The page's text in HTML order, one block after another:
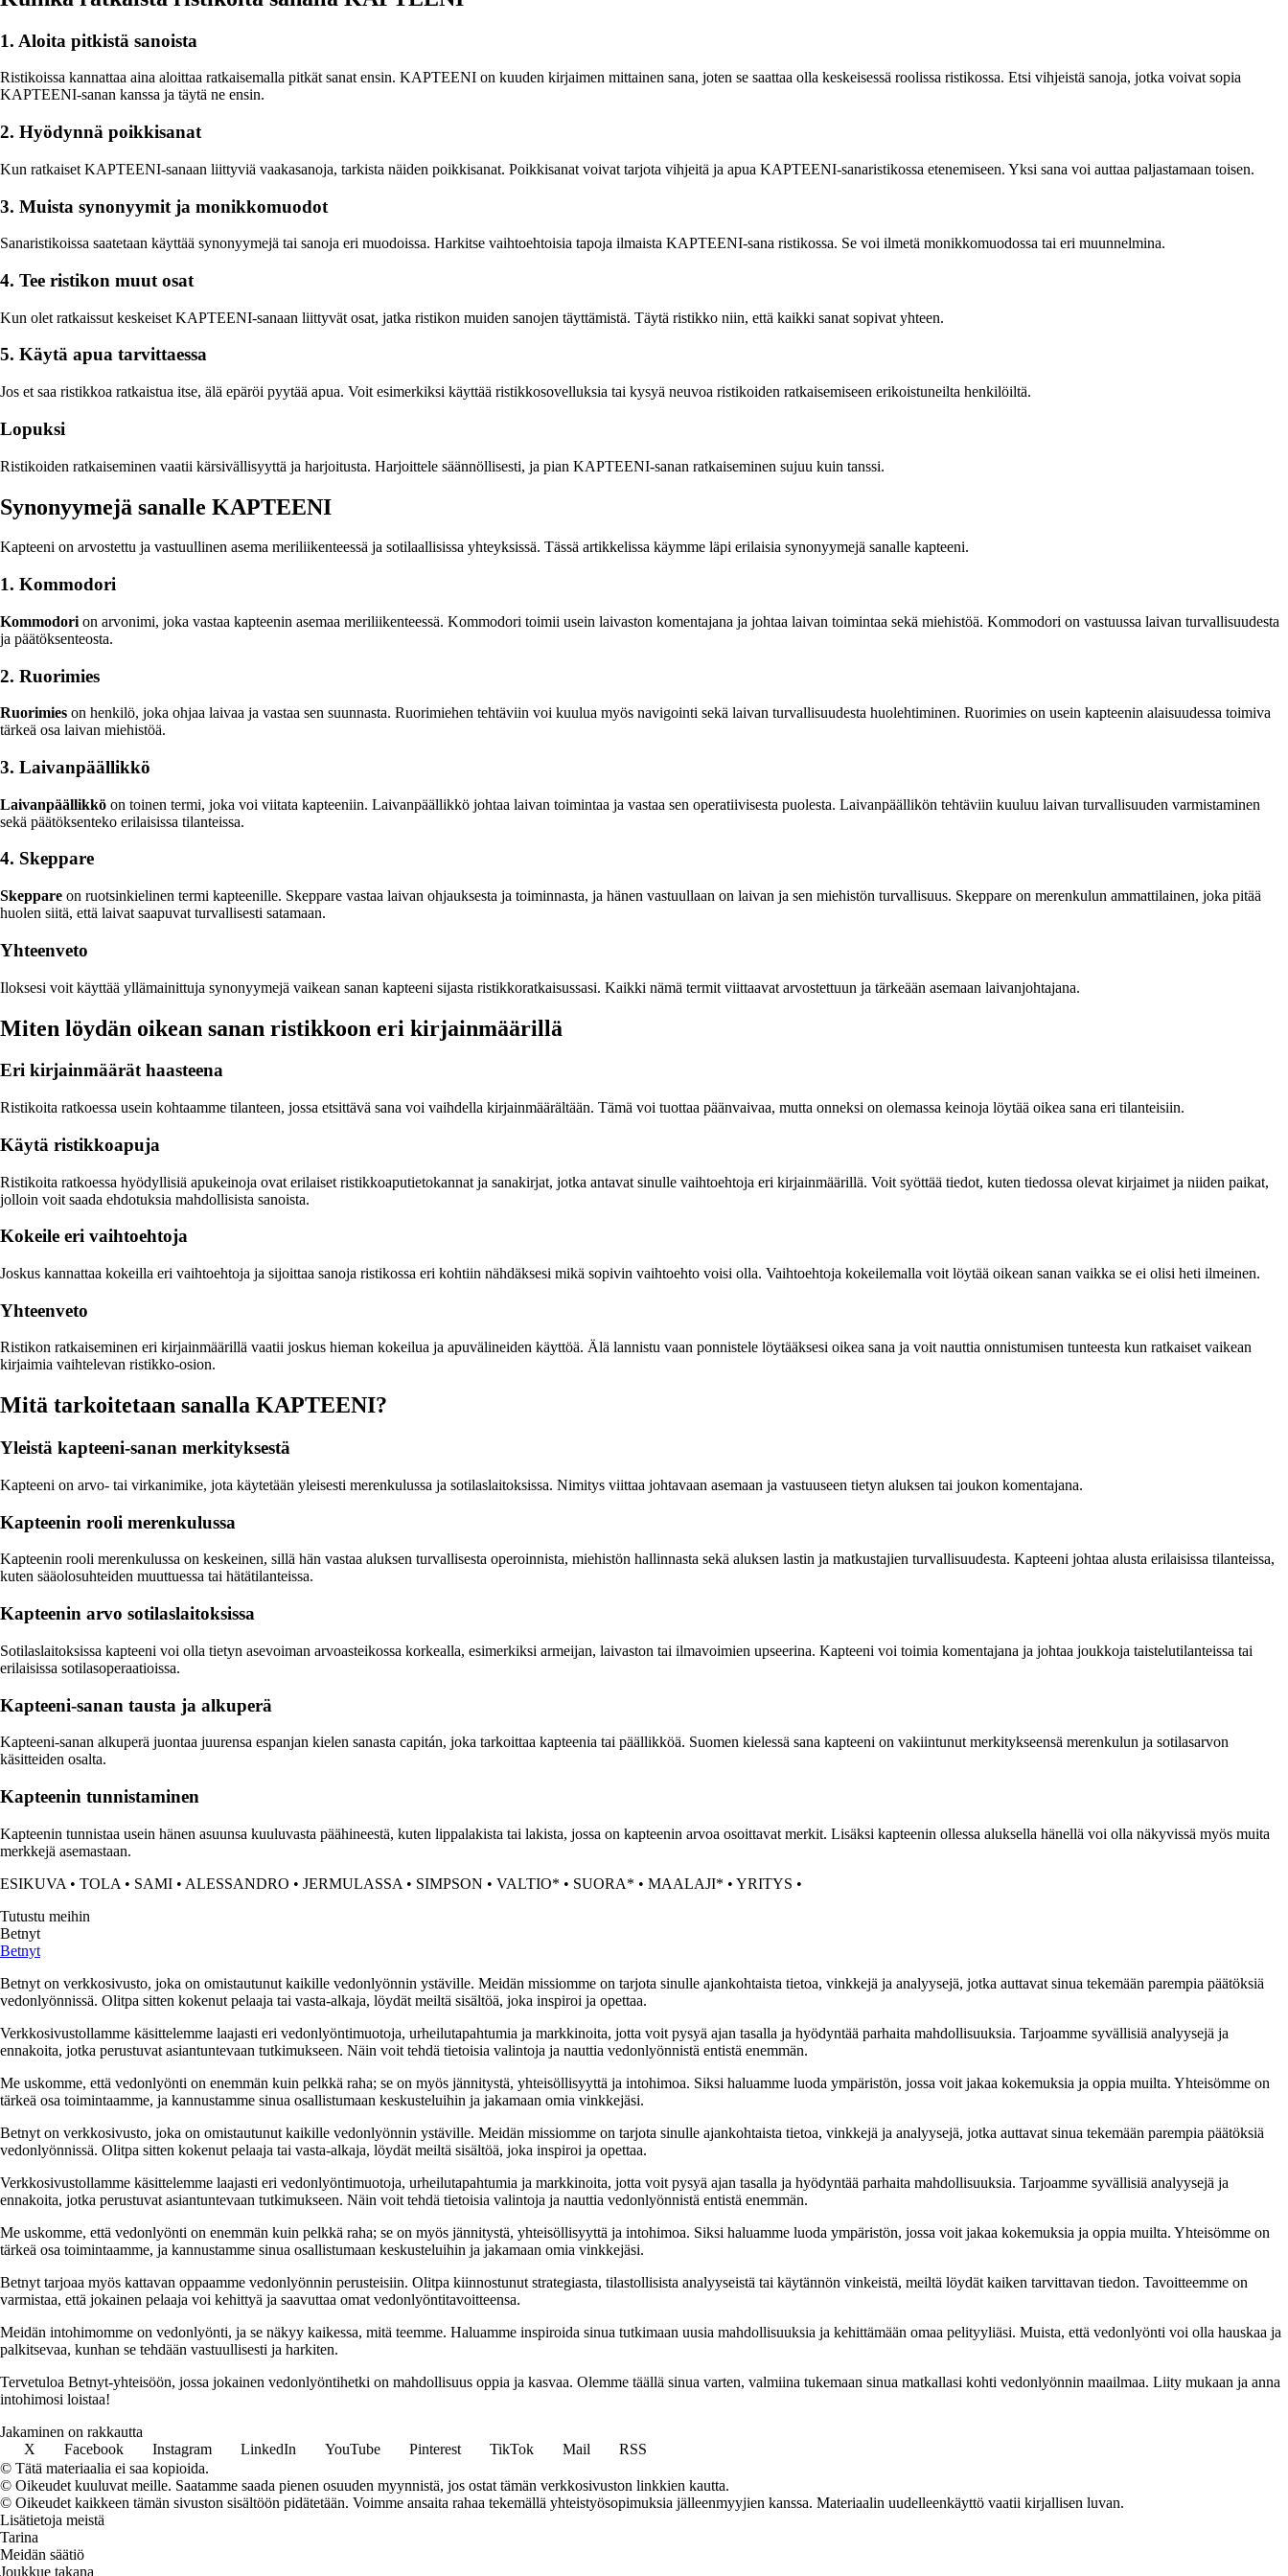
1. Aloita pitkistä sanoista
Ristikoissa kannattaa aina aloittaa ratkaisemalla pitkät sanat ensin. KAPTEENI on kuuden kirjaimen mittainen sana, joten se saattaa olla keskeisessä roolissa ristikossa. Etsi vihjeistä sanoja, jotka voivat sopia
KAPTEENI-sanan kanssa ja täytä ne ensin.
2. Hyödynnä poikkisanat
Kun ratkaiset KAPTEENI-sanaan liittyviä vaakasanoja, tarkista näiden poikkisanat. Poikkisanat voivat tarjota vihjeitä ja apua KAPTEENI-sanaristikossa etenemiseen. Yksi sana voi auttaa paljastamaan toisen.
3. Muista synonyymit ja monikkomuodot
Sanaristikoissa saatetaan käyttää synonyymejä tai sanoja eri muodoissa. Harkitse vaihtoehtoisia tapoja ilmaista KAPTEENI-sana ristikossa. Se voi ilmetä monikkomuodossa tai eri muunnelmina.
4. Tee ristikon muut osat
Kun olet ratkaissut keskeiset KAPTEENI-sanaan liittyvät osat, jatka ristikon muiden sanojen täyttämistä. Täytä ristikko niin, että kaikki sanat sopivat yhteen.
5. Käytä apua tarvittaessa
Jos et saa ristikkoa ratkaistua itse, älä epäröi pyytää apua. Voit esimerkiksi käyttää ristikkosovelluksia tai kysyä neuvoa ristikoiden ratkaisemiseen erikoistuneilta henkilöiltä.
Lopuksi
Ristikoiden ratkaiseminen vaatii kärsivällisyyttä ja harjoitusta. Harjoittele säännöllisesti, ja pian KAPTEENI-sanan ratkaiseminen sujuu kuin tanssi.
Synonyymejä sanalle KAPTEENI
Kapteeni on arvostettu ja vastuullinen asema meriliikenteessä ja sotilaallisissa yhteyksissä. Tässä artikkelissa käymme läpi erilaisia synonyymejä sanalle kapteeni.
1. Kommodori
Kommodori on arvonimi, joka vastaa kapteenin asemaa meriliikenteessä. Kommodori toimii usein laivaston komentajana ja johtaa laivan toimintaa sekä miehistöä. Kommodori on vastuussa laivan turvallisuudesta
ja päätöksenteosta.
2. Ruorimies
Ruorimies on henkilö, joka ohjaa laivaa ja vastaa sen suunnasta. Ruorimiehen tehtäviin voi kuulua myös navigointi sekä laivan turvallisuudesta huolehtiminen. Ruorimies on usein kapteenin alaisuudessa toimiva
tärkeä osa laivan miehistöä.
3. Laivanpäällikkö
Laivanpäällikkö on toinen termi, joka voi viitata kapteeniin. Laivanpäällikkö johtaa laivan toimintaa ja vastaa sen operatiivisesta puolesta. Laivanpäällikön tehtäviin kuuluu laivan turvallisuuden varmistaminen
sekä päätöksenteko erilaisissa tilanteissa.
4. Skeppare
Skeppare on ruotsinkielinen termi kapteenille. Skeppare vastaa laivan ohjauksesta ja toiminnasta, ja hänen vastuullaan on laivan ja sen miehistön turvallisuus. Skeppare on merenkulun ammattilainen, joka pitää
huolen siitä, että laivat saapuvat turvallisesti satamaan.
Yhteenveto
Iloksesi voit käyttää yllämainittuja synonyymejä vaikean sanan kapteeni sijasta ristikkoratkaisussasi. Kaikki nämä termit viittaavat arvostettuun ja tärkeään asemaan laivanjohtajana.
Miten löydän oikean sanan ristikkoon eri kirjainmäärillä
Eri kirjainmäärät haasteena
Ristikoita ratkoessa usein kohtaamme tilanteen, jossa etsittävä sana voi vaihdella kirjainmäärältään. Tämä voi tuottaa päänvaivaa, mutta onneksi on olemassa keinoja löytää oikea sana eri tilanteisiin.
Käytä ristikkoapuja
Ristikoita ratkoessa hyödyllisiä apukeinoja ovat erilaiset ristikkoaputietokannat ja sanakirjat, jotka antavat sinulle vaihtoehtoja eri kirjainmäärillä. Voit syöttää tiedot, kuten tiedossa olevat kirjaimet ja niiden paikat,
jolloin voit saada ehdotuksia mahdollisista sanoista.
Kokeile eri vaihtoehtoja
Joskus kannattaa kokeilla eri vaihtoehtoja ja sijoittaa sanoja ristikossa eri kohtiin nähdäksesi mikä sopivin vaihtoehto voisi olla. Vaihtoehtoja kokeilemalla voit löytää oikean sanan vaikka se ei olisi heti ilmeinen.
Yhteenveto
Ristikon ratkaiseminen eri kirjainmäärillä vaatii joskus hieman kokeilua ja apuvälineiden käyttöä. Älä lannistu vaan ponnistele löytääksesi oikea sana ja voit nauttia onnistumisen tunteesta kun ratkaiset vaikean
kirjaimia vaihtelevan ristikko-osion.
Mitä tarkoitetaan sanalla KAPTEENI?
Yleistä kapteeni-sanan merkityksestä
Kapteeni on arvo- tai virkanimike, jota käytetään yleisesti merenkulussa ja sotilaslaitoksissa. Nimitys viittaa johtavaan asemaan ja vastuuseen tietyn aluksen tai joukon komentajana.
Kapteenin rooli merenkulussa
Kapteenin rooli merenkulussa on keskeinen, sillä hän vastaa aluksen turvallisesta operoinnista, miehistön hallinnasta sekä aluksen lastin ja matkustajien turvallisuudesta. Kapteeni johtaa alusta erilaisissa tilanteissa,
kuten sääolosuhteiden muuttuessa tai hätätilanteissa.
Kapteenin arvo sotilaslaitoksissa
Sotilaslaitoksissa kapteeni voi olla tietyn asevoiman arvoasteikossa korkealla, esimerkiksi armeijan, laivaston tai ilmavoimien upseerina. Kapteeni voi toimia komentajana ja johtaa joukkoja taistelutilanteissa tai
erilaisissa sotilasoperaatioissa.
Kapteeni-sanan tausta ja alkuperä
Kapteeni-sanan alkuperä juontaa juurensa espanjan kielen sanasta capitán, joka tarkoittaa kapteenia tai päällikköä. Suomen kielessä sana kapteeni on vakiintunut merkitykseensä merenkulun ja sotilasarvon
käsitteiden osalta.
Kapteenin tunnistaminen
Kapteenin tunnistaa usein hänen asuunsa kuuluvasta päähineestä, kuten lippalakista tai lakista, jossa on kapteenin arvoa osoittavat merkit. Lisäksi kapteenin ollessa aluksella hänellä voi olla näkyvissä myös muita
merkkejä asemastaan.
ESIKUVA • TOLA • SAMI • ALESSANDRO • JERMULASSA • SIMPSON • VALTIO* • SUORA* • MAALAJI* • YRITYS •
Tutustu meihin
Betnyt
Betnyt
Betnyt on verkkosivusto, joka on omistautunut kaikille vedonlyönnin ystäville. Meidän missiomme on tarjota sinulle ajankohtaista tietoa, vinkkejä ja analyysejä, jotka auttavat sinua tekemään parempia päätöksiä
vedonlyönnissä. Olitpa sitten kokenut pelaaja tai vasta-alkaja, löydät meiltä sisältöä, joka inspiroi ja opettaa.
Verkkosivustollamme käsittelemme laajasti eri vedonlyöntimuotoja, urheilutapahtumia ja markkinoita, jotta voit pysyä ajan tasalla ja hyödyntää parhaita mahdollisuuksia. Tarjoamme syvällisiä analyysejä ja
ennakoita, jotka perustuvat asiantuntevaan tutkimukseen. Näin voit tehdä tietoisia valintoja ja nauttia vedonlyönnistä entistä enemmän.
Me uskomme, että vedonlyönti on enemmän kuin pelkkä raha; se on myös jännitystä, yhteisöllisyyttä ja intohimoa. Siksi haluamme luoda ympäristön, jossa voit jakaa kokemuksia ja oppia muilta. Yhteisömme on
tärkeä osa toimintaamme, ja kannustamme sinua osallistumaan keskusteluihin ja jakamaan omia vinkkejäsi.
Betnyt on verkkosivusto, joka on omistautunut kaikille vedonlyönnin ystäville. Meidän missiomme on tarjota sinulle ajankohtaista tietoa, vinkkejä ja analyysejä, jotka auttavat sinua tekemään parempia päätöksiä
vedonlyönnissä. Olitpa sitten kokenut pelaaja tai vasta-alkaja, löydät meiltä sisältöä, joka inspiroi ja opettaa.
Verkkosivustollamme käsittelemme laajasti eri vedonlyöntimuotoja, urheilutapahtumia ja markkinoita, jotta voit pysyä ajan tasalla ja hyödyntää parhaita mahdollisuuksia. Tarjoamme syvällisiä analyysejä ja
ennakoita, jotka perustuvat asiantuntevaan tutkimukseen. Näin voit tehdä tietoisia valintoja ja nauttia vedonlyönnistä entistä enemmän.
Me uskomme, että vedonlyönti on enemmän kuin pelkkä raha; se on myös jännitystä, yhteisöllisyyttä ja intohimoa. Siksi haluamme luoda ympäristön, jossa voit jakaa kokemuksia ja oppia muilta. Yhteisömme on
tärkeä osa toimintaamme, ja kannustamme sinua osallistumaan keskusteluihin ja jakamaan omia vinkkejäsi.
Betnyt tarjoaa myös kattavan oppaamme vedonlyönnin perusteisiin. Olitpa kiinnostunut strategiasta, tilastollisista analyyseistä tai käytännön vinkeistä, meiltä löydät kaiken tarvittavan tiedon. Tavoitteemme on
varmistaa, että jokainen pelaaja voi kehittyä ja saavuttaa omat vedonlyöntitavoitteensa.
Meidän intohimomme on vedonlyönti, ja se näkyy kaikessa, mitä teemme. Haluamme inspiroida sinua tutkimaan uusia mahdollisuuksia ja kehittämään omaa pelityyliäsi. Muista, että vedonlyönti voi olla hauskaa ja
palkitsevaa, kunhan se tehdään vastuullisesti ja harkiten.
Tervetuloa Betnyt-yhteisöön, jossa jokainen vedonlyöntihetki on mahdollisuus oppia ja kasvaa. Olemme täällä sinua varten, valmiina tukemaan sinua matkallasi kohti vedonlyönnin maailmaa. Liity mukaan ja anna
intohimosi loistaa!
Jakaminen on rakkautta
X
Facebook Instagram LinkedIn YouTube Pinterest TikTok Mail
RSS
© Tätä materiaalia ei saa kopioida.
© Oikeudet kuuluvat meille. Saatamme saada pienen osuuden myynnistä, jos ostat tämän verkkosivuston linkkien kautta.
© Oikeudet kaikkeen tämän sivuston sisältöön pidätetään. Voimme ansaita rahaa tekemällä yhteistyösopimuksia jälleenmyyjien kanssa. Materiaalin uudelleenkäyttö vaatii kirjallisen luvan.
Lisätietoja meistä
Tarina
Meidän säätiö
Joukkue takana